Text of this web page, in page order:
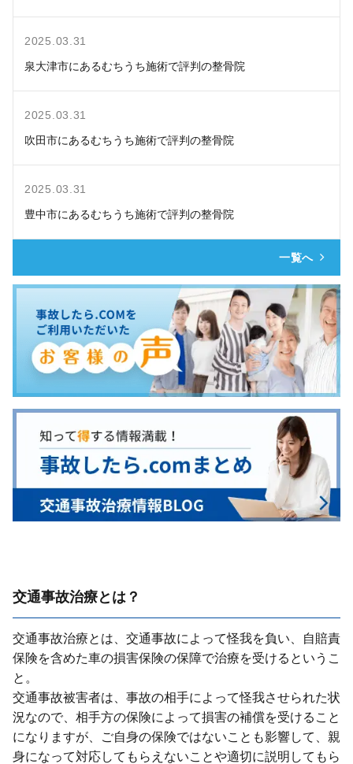
2025.03.31
泉大津市にあるむちうち施術で評判の整骨院
2025.03.31
吹田市にあるむちうち施術で評判の整骨院
2025.03.31
豊中市にあるむちうち施術で評判の整骨院
一覧へ
交通事故治療とは？
交通事故治療とは、交通事故によって怪我を負い、⾃賠責
保険を含めた⾞の損害保険の保障で治療を受けるというこ
と。
交通事故被害者は、事故の相⼿によって怪我させられた状
況なので、相⼿⽅の保険によって損害の補償を受けること
になりますが、ご⾃⾝の保険ではないことも影響して、親
⾝になって対応してもらえないことや適切に説明してもら